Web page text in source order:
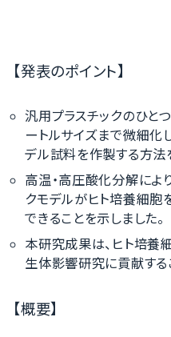
【発表のポイント】
汎用プラスチックのひと
ートルサイズまで微細化
デル試料を作製する方法
高温・高圧酸化分解によ
クモデルがヒト培養細
できることを示しました。
本研究成果は、ヒト培養
生体影響研究に貢献する
【概要】